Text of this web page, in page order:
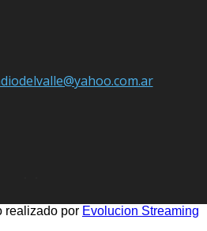
realizado por Evolucion Streaming